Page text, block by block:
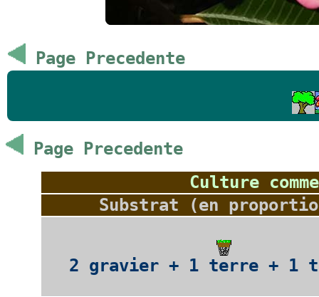
Page Precedente
Page Precedente
Culture
Substrat (en
2 gravier + 1 terre + 1